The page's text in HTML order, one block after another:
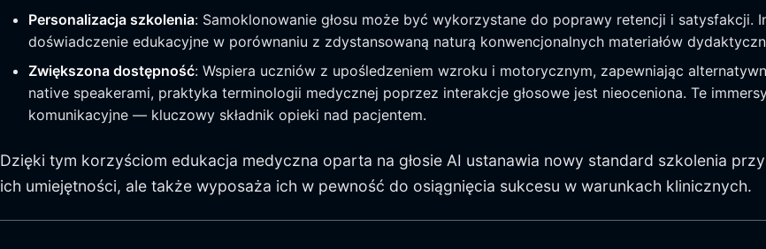
Personalizacja szkolenia: Samoklonowanie głosu może być wykorzystane do poprawy retencji i satysfakcji.
doświadczenie edukacyjne w porównaniu z zdystansowaną naturą konwencjonalnych materiałów
Zwiększona dostępność: Wspiera uczniów z upośledzeniem wzroku i motorycznym, zapewniając
native speakerami, praktyka terminologii medycznej poprzez interakcje głosowe jest nieoceniona. Te
komunikacyjne — kluczowy składnik opieki nad pacjentem.
Dzięki tym korzyściom edukacja medyczna oparta na głosie AI ustanawia nowy standard szkolenia
ich umiejętności, ale także wyposaża ich w pewność do osiągnięcia sukcesu w warunkach klinicznych.